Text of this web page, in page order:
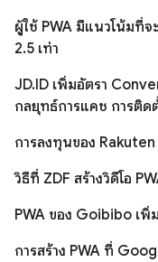
ผู้ใช้ PWA มีแนวโน้มที่
2.5 เท่า
JD.ID เพิ่มอัตรา
กลยุทธ์การแคช การติด
การลงทุนของ Rakuten
วิธีที่ ZDF สร้างวิดีโอ
PWA ของ Goibibo เพิ่
การสร้าง PWA ที่